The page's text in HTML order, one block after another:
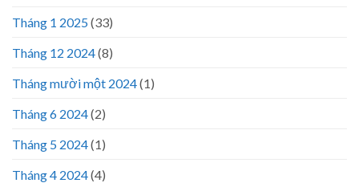
Tháng 1 2025(33)
Tháng 12 2024(8)
Tháng mười một 2024(1)
Tháng 6 2024(2)
Tháng 5 2024(1)
Tháng 4 2024(4)